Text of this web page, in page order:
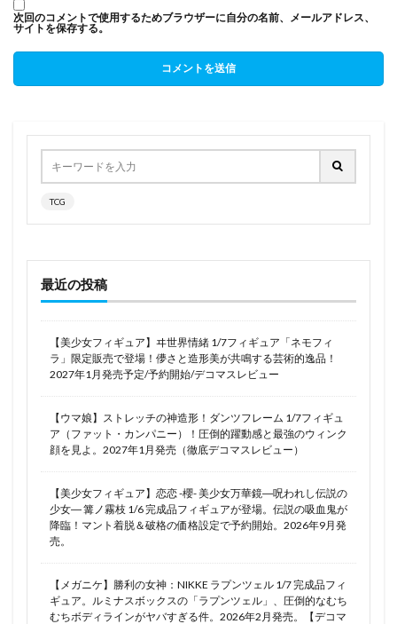
次回のコメントで使用するためブラウザーに自分の名前、メールアドレス、
サイトを保存する。
TCG
最近の投稿
【美少女フィギュア】ヰ世界情緒 1/7フィギュア「ネモフィ
ラ」限定販売で登場！儚さと造形美が共鳴する芸術的逸品！
2027年1月発売予定/予約開始/デコマスレビュー
【ウマ娘】ストレッチの神造形！ダンツフレーム 1/7フィギュ
ア（ファット・カンパニー）！圧倒的躍動感と最強のウィンク
顔を見よ。2027年1月発売（徹底デコマスレビュー）
【美少女フィギュア】恋恋 -櫻- 美少女万華鏡―呪われし伝説の
少女― 篝ノ霧枝 1/6 完成品フィギュアが登場。伝説の吸血鬼が
降臨！マント着脱＆破格の価格設定で予約開始。2026年9月発
売。
【メガニケ】勝利の女神：NIKKE ラプンツェル 1/7 完成品フィ
ギュア。ルミナスボックスの「ラプンツェル」、圧倒的なむち
むちボディラインがヤバすぎる件。2026年2月発売。【デコマ